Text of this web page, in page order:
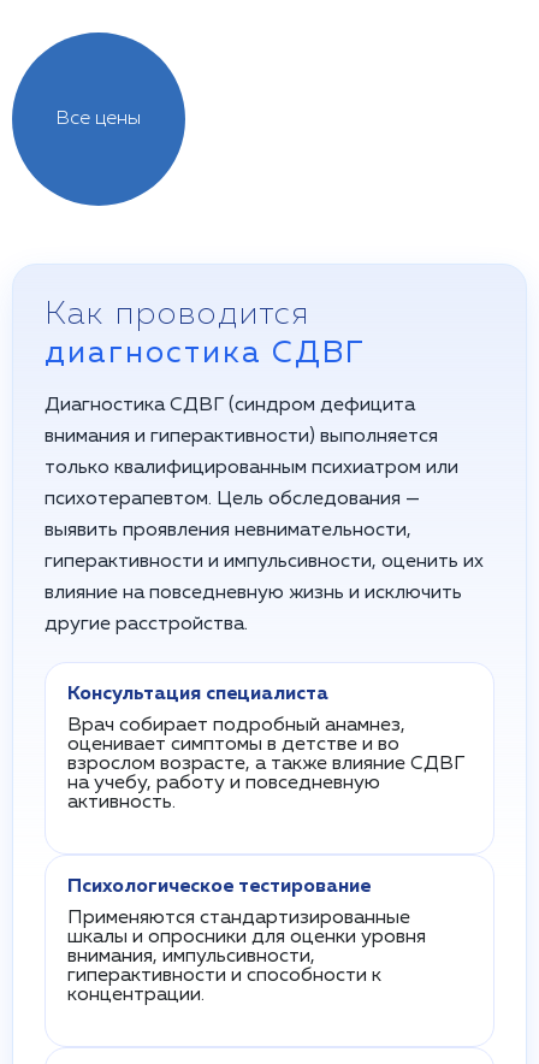
Все цены
Как проводится
диагностика СДВГ
Диагностика СДВГ (синдром дефицита
внимания и гиперактивности) выполняется
только квалифицированным психиатром или
психотерапевтом. Цель обследования —
выявить проявления невнимательности,
гиперактивности и импульсивности, оценить их
влияние на повседневную жизнь и исключить
другие расстройства.
Консультация специалиста
Врач собирает подробный анамнез,
оценивает симптомы в детстве и во
взрослом возрасте, а также влияние СДВГ
на учебу, работу и повседневную
активность.
Психологическое тестирование
Применяются стандартизированные
шкалы и опросники для оценки уровня
внимания, импульсивности,
гиперактивности и способности к
концентрации.